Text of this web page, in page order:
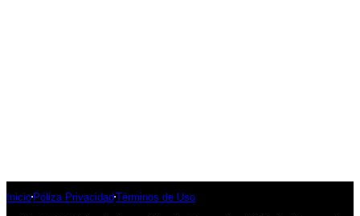
Inicio Póliza Privacidad Términos de Uso